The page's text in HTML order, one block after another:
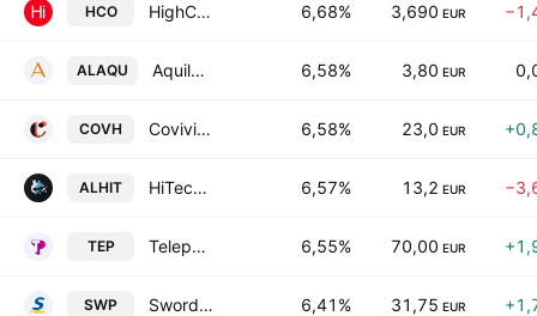
HCO HighCo SA 6,68% 3,690 EUR
ALAQU Aquila SA 6,58% 3,80 EUR
COVH Covivio Hotels SCA 6,58% 23,0 EUR
ALHIT HiTechPros SA 6,57% 13,2 EUR
TEP Teleperformance SE 6,55% 70,00 EUR
SWP Sword Group SE 6,41% 31,75 EUR